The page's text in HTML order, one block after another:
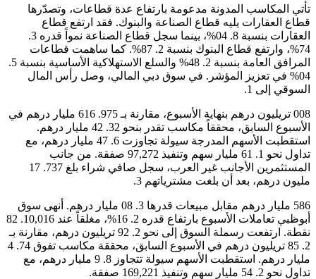
تأتي المكاسب المدونة مدعومة بارتفاع عدة قطاعات، وتصدّرها
قطاع العقارات يليه قطاع الصناعة والبنوك. فقد ارتفع قطاع
العقارات بنسبة 8. 04%، بينما سجل قطاع الصناعة نمواً قدره 3.
74%، وارتفع قطاع البنوك بنسبة 2. 87%. كما ساهمت قطاعات
المرافق العامة بنسبة 2. 48% والسلع الاستهلاكية الأساسية بنسبة 5.
04% في تعزيز المؤشر. في سوق دبي المالي، وصل رأس المال
السوقي إلى 1.
008 تريليون درهم بنهاية الأسبوع، مقارنة بـ 975. 616 مليار درهم في
الأسبوع السابق، محققاً مكاسب تقدر بنحو 32. 42 مليار درهم.
استقطبت الأسهم المدرجة سيولة تجاوزت 6. 47 مليار درهم، مع
تداول نحو 1. 61 مليار سهم وتنفيذ 97,272 صفقة. من جانب
المستثمرين الأجانب غير العرب، سجل صافي شراء بلغ 737. 17
مليون درهم، بعد أن بلغت مشترياتهم 3.
586 مليار درهم مقابل مبيعات قدرها 3. 08 مليار درهم. أنهى سوق
أبوظبي تعاملات الأسبوع بارتفاع قدره 2. 16%، مغلقاً عند 10,016. 82
نقطة. ارتفعت رسملة السوق إلى نحو 2. 92 تريليون درهم، مقارنة بـ
2. 85 تريليون درهم في الأسبوع السابق، محققة مكاسب تفوق 74. 4
مليار درهم. استقطبت الأسهم سيولة تتجاوز 8. 9 مليار درهم، مع
تداول نحو 2. 54 مليار سهم وتنفيذ 169,221 صفقة.